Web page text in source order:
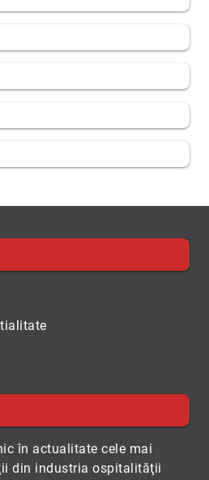
în actualitate cele mai
din industria ospitalităţii